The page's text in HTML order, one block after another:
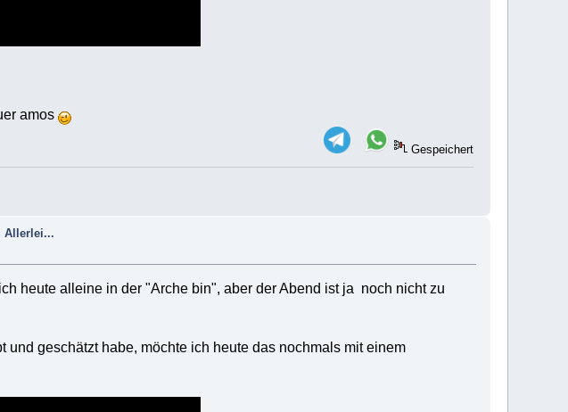
amos
Gespeichert
Allerlei...
heute alleine in der "Arche bin", aber der Abend ist ja noch nicht zu
geschätzt habe, möchte ich heute das nochmals mit einem